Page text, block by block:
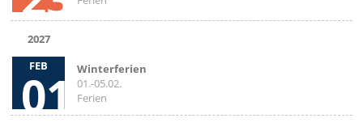
2027
FEB
01
Winterferien
01.-05.02.
Ferien